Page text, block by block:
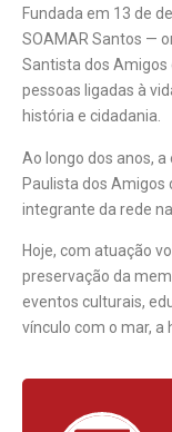
Fundada em 13 de
SOAMAR Santos —
Santista dos
pessoas ligadas à
história e cidadania.
Ao longo dos anos,
Paulista dos Amigos
integrante da rede
Hoje, com atuação
preservação da
eventos culturais,
vínculo com o mar, a